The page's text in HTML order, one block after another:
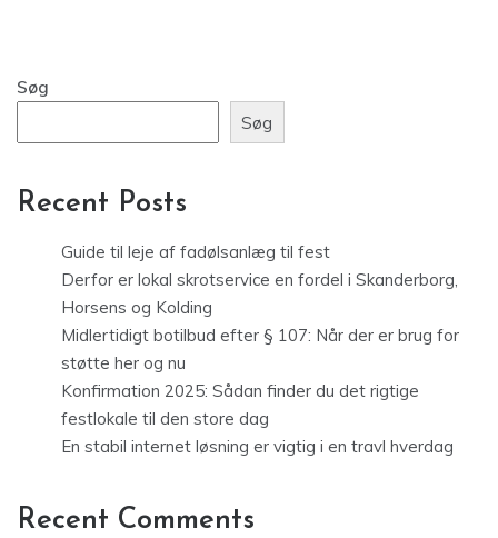
Søg
Søg
Recent Posts
Guide til leje af fadølsanlæg til fest
Derfor er lokal skrotservice en fordel i Skanderborg,
Horsens og Kolding
Midlertidigt botilbud efter § 107: Når der er brug for
støtte her og nu
Konfirmation 2025: Sådan finder du det rigtige
festlokale til den store dag
En stabil internet løsning er vigtig i en travl hverdag
Recent Comments